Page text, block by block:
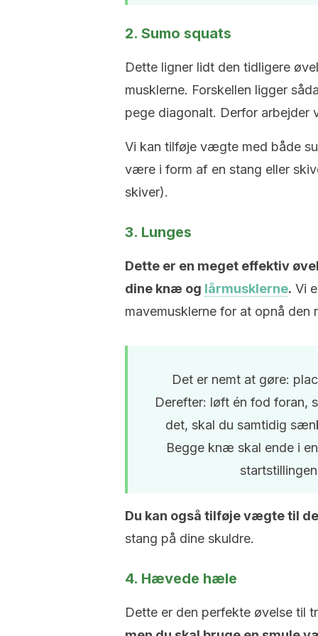
2. Sumo squats
Dette ligner lidt den tidligere
musklerne. Forskellen ligger
pege diagonalt. Derfor arbejder
Vi kan tilføje vægte med både
være i form af en stang eller
skiver).
3. Lunges
Dette er en meget effektiv
dine knæ og lårmusklerne. Vi
mavemusklerne for at opnå den
Det er nemt at gøre:
Derefter: løft én fod foran,
det, skal du samtidig
Begge knæ skal ende i
Du kan også tilføje vægte til
stang på dine skuldre.
4. Hævede hæle
Dette er den perfekte øvelse til